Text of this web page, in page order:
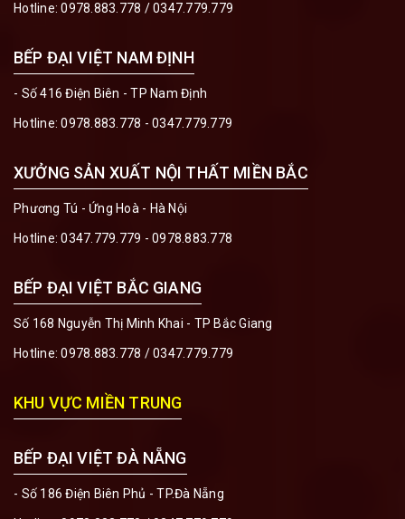
Hotline:0978.883.778 /0347.779.779
BẾP ĐẠI VIỆT NAM ĐỊNH
- Số 416 Điện Biên - TP Nam Định
Hotline:0978.883.778 - 0347.779.779
XƯỞNG SẢN XUẤT NỘI THẤT MIỀN BẮC
Phương Tú - Ứng Hoà - Hà Nội
Hotline:0347.779.779 - 0978.883.778
BẾP ĐẠI VIỆT BẮC GIANG
Số 168 Nguyễn Thị Minh Khai - TP Bắc Giang
Hotline:0978.883.778 /0347.779.779
KHU VỰC MIỀN TRUNG
BẾP ĐẠI VIỆT ĐÀ NẴNG
- Số 186 Điện Biên Phủ - TP.Đà Nẵng